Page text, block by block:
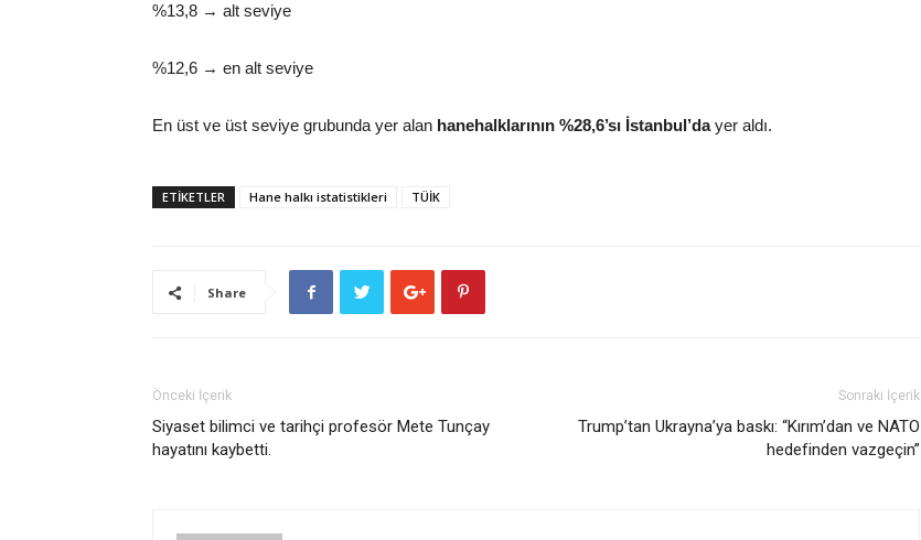
%13,8 → alt seviye
%12,6 → en alt seviye
En üst ve üst seviye grubunda yer alan hanehalklarının %28,6’sı İstanbul’dayer aldı.
ETİKETLER Hane halkı istatistikleri TÜİK
Share
Önceki İçerik
Siyaset bilimci ve tarihçi profesör Mete Tunçay
hayatını kaybetti.
Sonraki İçerik
Trump’tan Ukrayna’ya baskı: “Kırım’dan ve NATO
hedefinden vazgeçin”